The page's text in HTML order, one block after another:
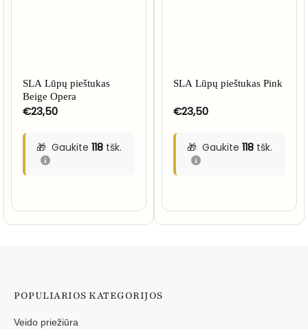
SLA Lūpų pieštukas
Beige Opera
€23,50
Gaukite 118tšk.
SLA Lūpų pieštukas Pink
€23,50
Gaukite 118tšk.
POPULIARIOS KATEGORIJOS
Veido priežiūra